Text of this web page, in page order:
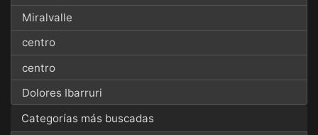
Miralvalle
centro
centro
Dolores Ibarruri
Categorías más buscadas